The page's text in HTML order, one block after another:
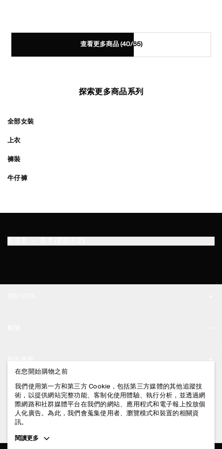
查看更多商品 (40/65)
探索更多商品系列
全部女裝
上衣
褲裝
牛仔褲
門市資訊
登入 / 註冊
聯絡我們
配送說明
付款說明
退貨及退款說明
法律資訊
隱私權政策
條款與細則
追蹤COS
在您開始購物之前
我們使用第一方和第三方 Cookie，包括第三方媒體的其他追蹤技
術，以提供網站完整功能、客制化使用體驗、執行分析，並透過網
際網路和社群媒體平台在我們的網站、應用程式和電子報上投放個
人化廣告。為此，我們會蒐集使用者、瀏覽模式和裝置的相關資
訊。
Toggle
閱讀更多